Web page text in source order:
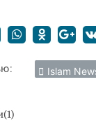
Islam
(1)